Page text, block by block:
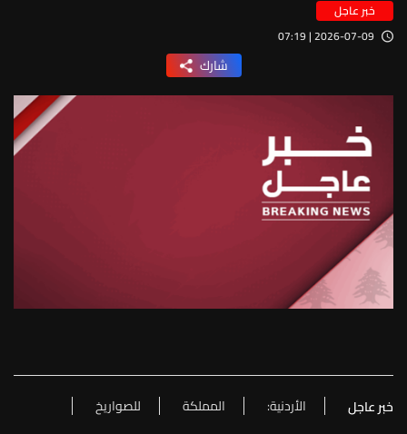
خبر عاجل
2026-07-09 | 07:19
شارك
خبر عاجل الأردنية: المملكة
للصواريخ